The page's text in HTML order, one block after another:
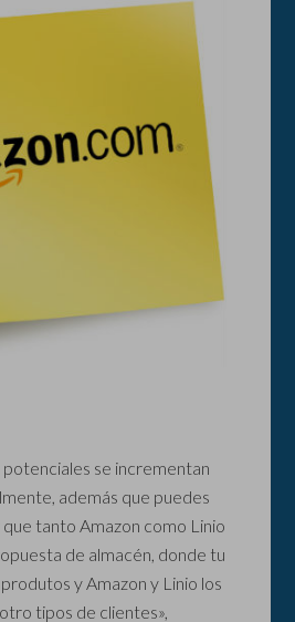
potenciales se incrementan
además que puedes
tanto Amazon como Linio
de almacén, donde tu
y Amazon y Linio los
tipos de clientes»,